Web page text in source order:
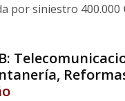
por siniestro 400.000